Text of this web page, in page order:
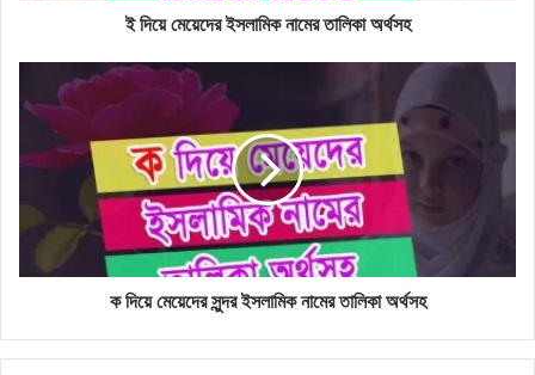
ই দিয়ে মেয়েদের ইসলামিক নামের তালিকা অর্থসহ
দিয়ে
মেয়েদের
ইসলামিক
ক দিয়ে মেয়েদের সুন্দর ইসলামিক নামের তালিকা অর্থসহ